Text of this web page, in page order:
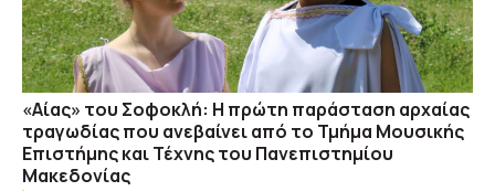
«Αίας» του Σοφοκλή: Η πρώτη παράσταση αρχαίας
τραγωδίας που ανεβαίνει από το Τμήμα Μουσικής
Επιστήμης και Τέχνης του Πανεπιστημίου
Μακεδονίας